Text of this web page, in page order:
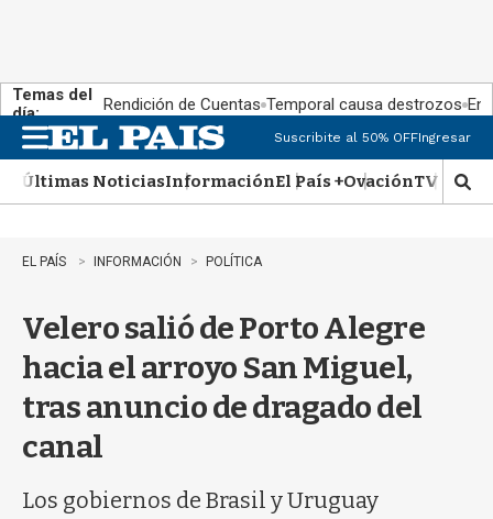
Temas del
día:
Rendición de Cuentas Temporal causa destrozos En
n
u
Suscribite al 50% OFFIngresar
Últimas NoticiasInformaciónEl País +OvaciónTV Show
M
o
EL PAÍS INFORMACIÓN POLÍTICA
Velero salió de Porto Alegre
hacia el arroyo San Miguel,
tras anuncio de dragado del
canal
Los gobiernos de Brasil y Uruguay